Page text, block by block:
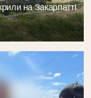
на Закарпатті